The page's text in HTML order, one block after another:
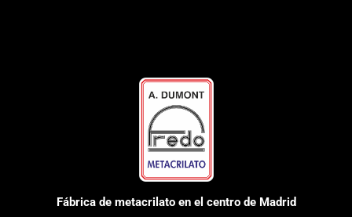
Fábrica de metacrilato en el centro de Madrid